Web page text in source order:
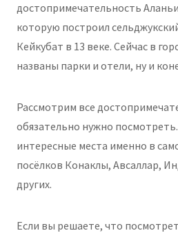
достопримечательность
которую построил
Кейкубат в 13 веке. Сейчас в
названы парки и отели, ну и
Рассмотрим все
обязательно нужно
интересные места именно в
посёлков Конаклы, Авсаллар,
других.
Если вы решаете, что